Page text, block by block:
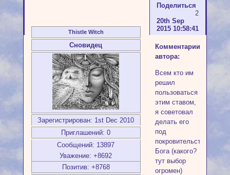
Поделиться
2
20th Sep
2015 10:58:41
Thistle Witch
Сновидец
Зарегистрирован: 1st Dec 2010
Приглашений: 0
Сообщений: 13897
Уважение: +8692
Позитив: +8768
Комментарии
автора:
Всем кто им
решил
пользоваться
этим ставом,
я советовал
делать его
под
покровительством
Бога (какого?
тут выбор
огромен)